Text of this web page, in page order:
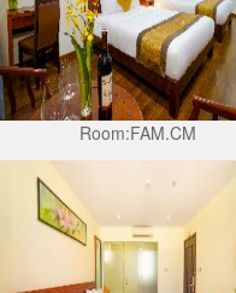
Room:FAM.CM